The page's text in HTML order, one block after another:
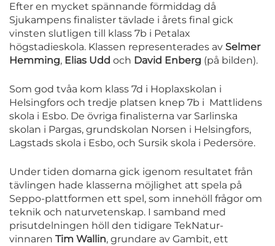
Efter en mycket spännande förmiddag då
Sjukampens finalister tävlade i årets final gick
vinsten slutligen till klass 7b i Petalax
högstadieskola. Klassen representerades av Selmer
Hemming, Elias Udd och David Enberg (på bilden).
Som god tvåa kom klass 7d i Hoplaxskolan i
Helsingfors och tredje platsen knep 7b i Mattlidens
skola i Esbo. De övriga finalisterna var Sarlinska
skolan i Pargas, grundskolan Norsen i Helsingfors,
Lagstads skola i Esbo, och Sursik skola i Pedersöre.
Under tiden domarna gick igenom resultatet från
tävlingen hade klasserna möjlighet att spela på
Seppo-plattformen ett spel, som innehöll frågor om
teknik och naturvetenskap. I samband med
prisutdelningen höll den tidigare TekNatur-
vinnaren Tim Wallin, grundare av Gambit, ett